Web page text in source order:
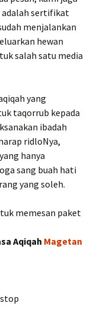
adalah sertifikat
menjalankan
hewan
salah satu media
yang
taqorrub kepada
ibadah
ridloNya,
hanya
sang buah hati
yang soleh.
memesan paket
Aqiqah Magetan